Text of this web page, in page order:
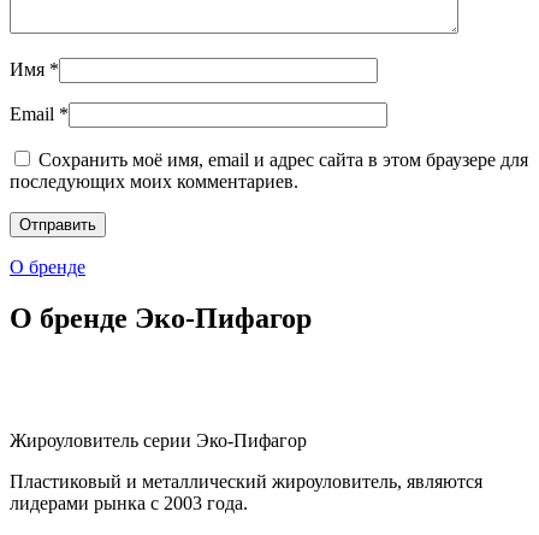
Имя *
Email *
Сохранить моё имя, email и адрес сайта в этом браузере для
последующих моих комментариев.
О бренде
О бренде Эко-Пифагор
Жироуловитель серии Эко-Пифагор
Пластиковый и металлический жироуловитель, являются
лидерами рынка с 2003 года.